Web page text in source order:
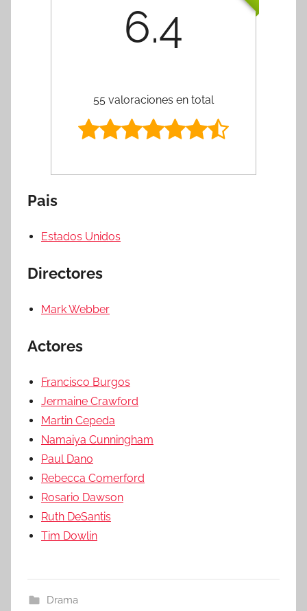
6.4
55 valoraciones en total
Pais
Estados Unidos
Directores
Mark Webber
Actores
Francisco Burgos
Jermaine Crawford
Martin Cepeda
Namaiya Cunningham
Paul Dano
Rebecca Comerford
Rosario Dawson
Ruth DeSantis
Tim Dowlin
Drama